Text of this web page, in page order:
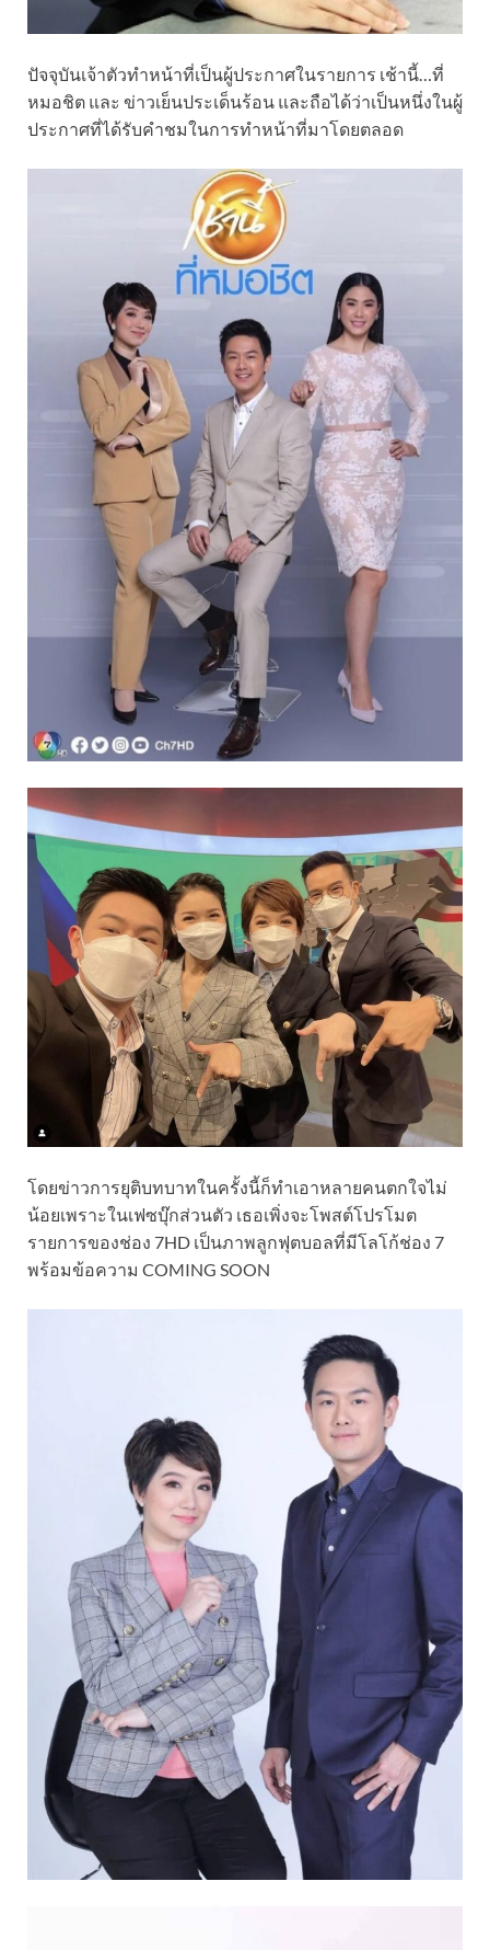
ปัจจุบันเจ้าตัวทำหน้าที่เป็นผู้ประกาศในรายการ เช้านี้…ที่
หมอชิต และ ข่าวเย็นประเด็นร้อน และถือได้ว่าเป็นหนึ่งในผู้
ประกาศที่ได้รับคำชมในการทำหน้าที่มาโดยตลอด
โดยข่าวการยุติบทบาทในครั้งนี้ก็ทำเอาหลายคนตกใจไม่
น้อยเพราะในเฟซบุ๊กส่วนตัว เธอเพิ่งจะโพสต์โปรโมต
รายการของช่อง 7HD เป็นภาพลูกฟุตบอลที่มีโลโก้ช่อง 7
พร้อมข้อความ COMING SOON